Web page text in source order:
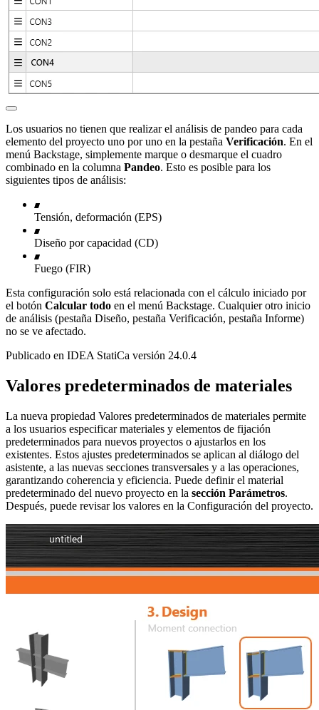
Los usuarios no tienen que realizar el análisis de pandeo para cada
elemento del proyecto uno por uno en la pestaña Verificación. En el
menú Backstage, simplemente marque o desmarque el cuadro
combinado en la columna Pandeo. Esto es posible para los
siguientes tipos de análisis:
Tensión, deformación (EPS)
Diseño por capacidad (CD)
Fuego (FIR)
Esta configuración solo está relacionada con el cálculo iniciado por
el botón Calcular todo en el menú Backstage. Cualquier otro inicio
de análisis (pestaña Diseño, pestaña Verificación, pestaña Informe)
no se ve afectado.
Publicado en IDEA StatiCa versión 24.0.4
Valores predeterminados de materiales
La nueva propiedad Valores predeterminados de materiales permite
a los usuarios especificar materiales y elementos de fijación
predeterminados para nuevos proyectos o ajustarlos en los
existentes. Estos ajustes predeterminados se aplican al diálogo del
asistente, a las nuevas secciones transversales y a las operaciones,
garantizando coherencia y eficiencia. Puede definir el material
predeterminado del nuevo proyecto en la sección Parámetros.
Después, puede revisar los valores en la Configuración del proyecto.